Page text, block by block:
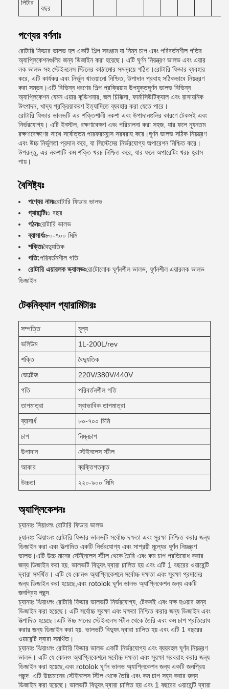
লিটার
বছর
পণ্যের বর্ণনাঃ
রোটারি ফিডার ভালভ হল একটি শিল্প সরঞ্জাম যা নিম্ন চাপ এবং পরিবর্তনশীল গতির
অ্যাপ্লিকেশনগুলির জন্য ডিজাইন করা হয়েছে। এটি ঘূর্ণন নিয়ন্ত্রণ ভালভ এবং এয়ার
লক ভালভ সহ স্টেইনলেস স্টিলের কাঠামোর সমন্বয়ে গঠিত।রোটারি ফিডার ব্যবহার
করে, এটি কার্যকর এবং নির্ভুল খাওয়ানো নিশ্চিত, উপাদান প্রবাহ সঠিকভাবে নিয়ন্ত্রণ
করা সম্ভব।এটি বিভিন্ন ধরণের শিল্প প্রক্রিয়ায় উপযুক্তঘূর্ণন ভালভ বিভিন্ন
অ্যাপ্লিকেশন যেমন এয়ার কন্ডিশনার, জল চিকিত্সা, ফার্মাসিউটিক্যাল এবং রাসায়নিক
উৎপাদন, খাদ্য প্রক্রিয়াকরণ ইত্যাদিতে ব্যবহার করা যেতে পারে।
রোটারি ফিডার ভালভটি এর শক্তিশালী নকশা এবং উপাদানগুলির কারণে টেকসই এবং
নির্ভরযোগ্য। এটি ইনস্টল, রক্ষণাবেক্ষণ এবং পরিচালনা করা সহজ, যার ফলে ন্যূনতম
রক্ষণাবেক্ষণের সাথে সর্বোত্তম পারফরম্যান্স সরবরাহ করে।ঘূর্ণন ভালভ সঠিক নিয়ন্ত্রণ
এবং উচ্চ নির্ভুলতা প্রদান করে, যা সিস্টেমের নির্ভরযোগ্য অপারেশন নিশ্চিত করে।
উপরন্তু, এর নকশাটি কম শক্তি খরচ নিশ্চিত করে, যার ফলে অপারেটিং খরচ হ্রাস
পায়।
বৈশিষ্ট্যঃ
পণ্যের নামঃরোটারি ফিডার ভালভ
গ্যারান্টিঃ১ বছর
গঠনঃরোটারি ভালভ
ব্যাসার্ধঃ৮০-৭০০ মিমি
শক্তিঃবৈদ্যুতিক
গতি:পরিবর্তনশীল গতি
রোটারি এয়ারলক ভ্যালভঃরোটোলোক ঘূর্ণনশীল ভালভ, ঘূর্ণনশীল এয়ারলক ভালভ
ডিজাইন
টেকনিক্যাল প্যারামিটারঃ
সম্পত্তি
মূল্য
ভলিউম
1L-200L/rev
শক্তি
বৈদ্যুতিক
ভোল্টেজ
220V/380V/440V
গতি
পরিবর্তনশীল গতি
তাপমাত্রা
স্বাভাবিক তাপমাত্রা
ব্যাসার্ধ
৮০-৭০০ মিমি
চাপ
নিম্নচাপ
উপাদান
স্টেইনলেস স্টীল
আকার
ব্যক্তিগতকৃত
উচ্চতা
২২০-৯০০ মিমি
অ্যাপ্লিকেশনঃ
চ্যানহং সিয়াংলং রোটারি ফিডার ভালভ
চ্যানহং ঝিয়াংলং রোটারি ফিডার ভালভটি সর্বোচ্চ দক্ষতা এবং সুরক্ষা নিশ্চিত করার জন্য
ডিজাইন করা এবং উত্পাদিত একটি নির্ভরযোগ্য এবং সাশ্রয়ী মূল্যের ঘূর্ণন নিয়ন্ত্রণ
ভালভ।এটি উচ্চ মানের স্টেইনলেস স্টীল থেকে তৈরি এবং কম চাপ প্রতিরোধ করার
জন্য ডিজাইন করা হয়. ভালভটি বিদ্যুৎ দ্বারা চালিত হয় এবং এটি 1 বছরের ওয়ারেন্টি
দ্বারা সমর্থিত। এটি যে কোনও অ্যাপ্লিকেশনে সর্বোচ্চ দক্ষতা এবং সুরক্ষা প্রদানের
জন্য ডিজাইন করা হয়েছে,এবং rotolok ঘূর্ণন ভালভ অ্যাপ্লিকেশন জন্য একটি
জনপ্রিয় পছন্দ.
চ্যানহং ঝিয়াংলং রোটারি ফিডার ভালভটি নির্ভরযোগ্য, টেকসই এবং দক্ষ হওয়ার জন্য
ডিজাইন করা হয়েছে। এটি সর্বোচ্চ সুরক্ষা এবং দক্ষতা নিশ্চিত করার জন্য ডিজাইন এবং
উত্পাদিত হয়েছে।এটি উচ্চ মানের স্টেইনলেস স্টীল থেকে তৈরি এবং কম চাপ প্রতিরোধ
করার জন্য ডিজাইন করা হয়. ভালভটি বিদ্যুৎ দ্বারা চালিত হয় এবং এটি 1 বছরের
ওয়ারেন্টি দ্বারা সমর্থিত।
চ্যানহং ঝিয়াংলং রোটারি ফিডার ভালভ একটি নির্ভরযোগ্য এবং ব্যয়বহুল ঘূর্ণন নিয়ন্ত্রণ
ভালভ। এটি যে কোনও অ্যাপ্লিকেশনে সর্বোচ্চ দক্ষতা এবং সুরক্ষা সরবরাহ করার জন্য
ডিজাইন করা হয়েছে,এবং rotolok ঘূর্ণন ভালভ অ্যাপ্লিকেশন জন্য একটি জনপ্রিয়
পছন্দ. এটি উচ্চমানের স্টেইনলেস স্টিল থেকে তৈরি এবং কম চাপ সহ্য করার জন্য
ডিজাইন করা হয়েছে। ভালভটি বিদ্যুৎ দ্বারা চালিত হয় এবং 1 বছরের ওয়ারেন্টি দ্বারা